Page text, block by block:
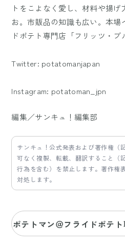
トをこよなく愛し、材料や揚
お。市販品の知識も広い。本場
ドポテト専門店「フリッツ・ブ
Twitter: potatomanjapan
Instagram: potatoman_jpn
編集／サンキュ！編集部
サンキュ！公式発表および著作権（
可なく複製、転載、翻訳すること（
行為を含む）を禁止します。著作権
対処します。
ポテトマン＠フライドポテ